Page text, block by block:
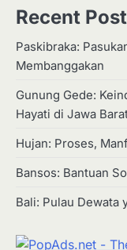
Recent
Paskibraka:
Membanggakan
Gunung Gede:
Hayati di Jawa
Hujan: Proses,
Bansos: Bantuan
Bali: Pulau Dewata